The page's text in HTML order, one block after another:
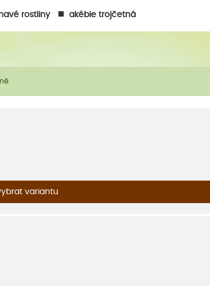
rostliny akébie trojčetná
variantu